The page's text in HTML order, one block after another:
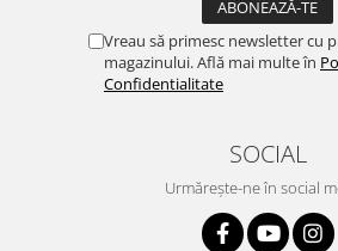
Vreau să primesc newsletter cu
magazinului. Află mai multe în
Confidentialitate
SOCIAL
Urmărește-ne în social